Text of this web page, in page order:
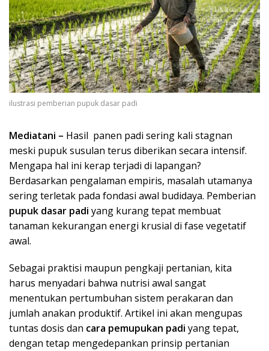
ilustrasi pemberian pupuk dasar padi
Mediatani – Hasil panen padi sering kali stagnan
meski pupuk susulan terus diberikan secara intensif.
Mengapa hal ini kerap terjadi di lapangan?
Berdasarkan pengalaman empiris, masalah utamanya
sering terletak pada fondasi awal budidaya. Pemberian
pupuk dasar padi yang kurang tepat membuat
tanaman kekurangan energi krusial di fase vegetatif
awal.
Sebagai praktisi maupun pengkaji pertanian, kita
harus menyadari bahwa nutrisi awal sangat
menentukan pertumbuhan sistem perakaran dan
jumlah anakan produktif. Artikel ini akan mengupas
tuntas dosis dan cara pemupukan padi yang tepat,
dengan tetap mengedepankan prinsip pertanian